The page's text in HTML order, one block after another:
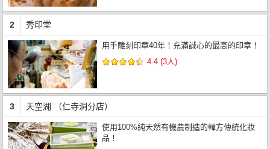
2 秀印堂
用手雕刻印章40年！充滿誠心的最高的印章！
4.4 (3人)
3 天空湖 （仁寺洞分店）
使用100%純天然有機農制造的韓方傳統化妝
品！